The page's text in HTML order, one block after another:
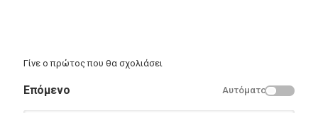
Γίνε ο πρώτος που θα σχολιάσει
Επόμενο Αυτόματο